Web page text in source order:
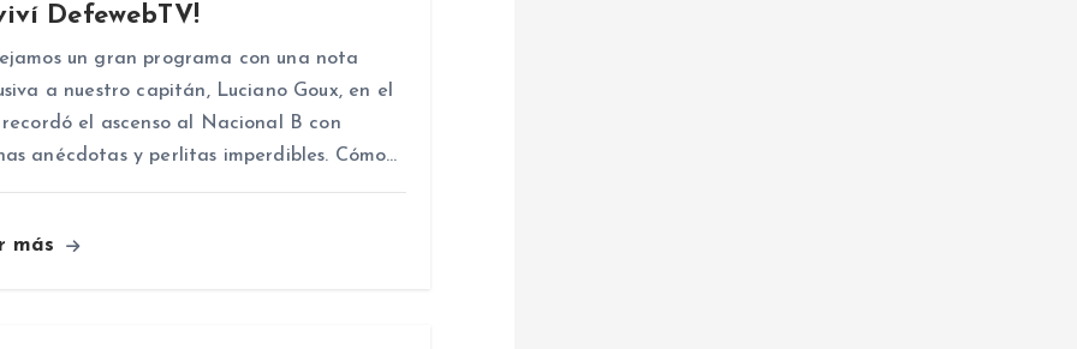
DefewebTV!
un gran programa con una nota
a nuestro capitán, Luciano Goux, en el
el ascenso al Nacional B con
anécdotas y perlitas imperdibles. Cómo…
más